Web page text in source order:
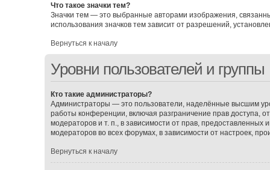
Что такое значки тем?
Значки тем — это выбранные авторами изображения,
использования значков тем зависит от разрешений,
Вернуться к началу
Уровни пользователей и группы
Кто такие администраторы?
Администраторы — это пользователи, наделённые высшим
работы конференции, включая разграничение прав доступа,
модераторов и т. п., в зависимости от прав,
модераторов во всех форумах, в зависимости от настроек,
Вернуться к началу